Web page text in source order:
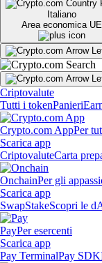
Italiano
Area economica UE
Criptovalute
Tutti i tokenPanieri
Crypto.com AppPer
Scarica app
CriptovaluteCarta
OnchainPer gli
Scarica app
SwapStakeScopri le
PayPer esercenti
Scarica app
Pay TerminalPay SDK